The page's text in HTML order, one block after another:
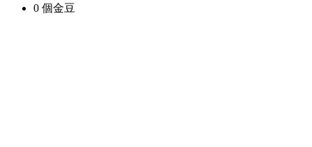
0 個金豆